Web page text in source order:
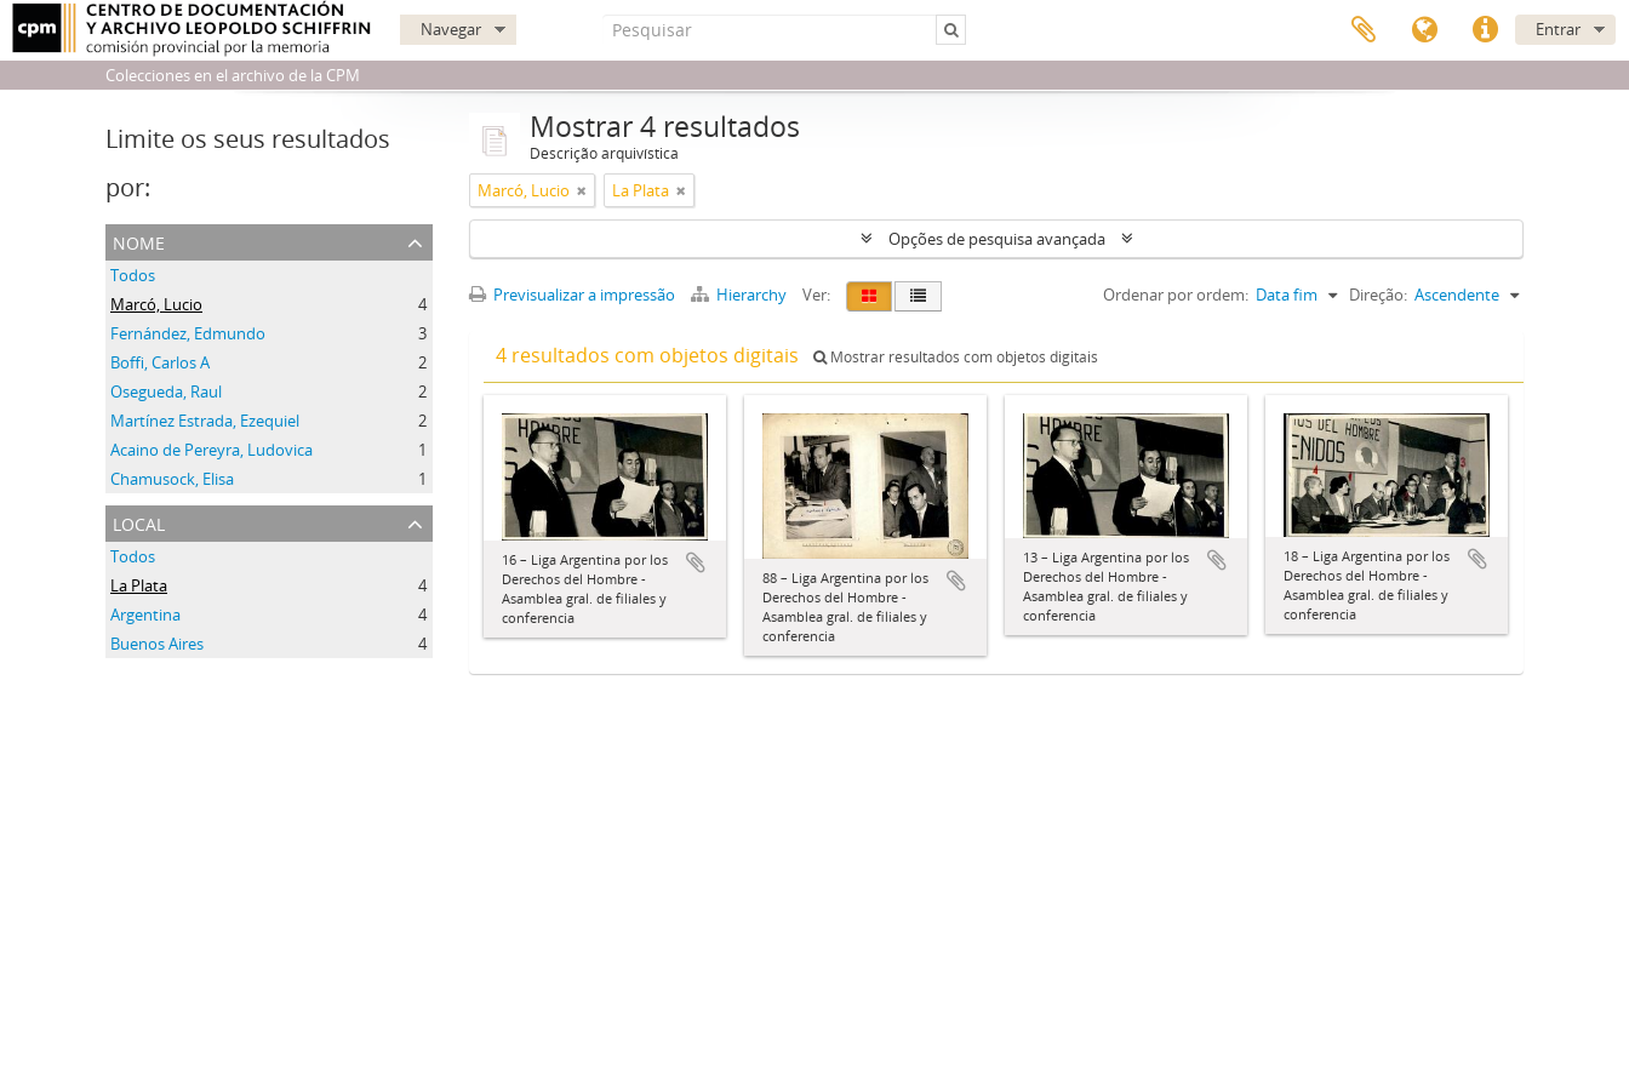
Entrar
Navegar
Colecciones en el archivo de la CPM
Limite os seus resultados
por:
nome
Todos
Marcó, Lucio
4
Fernández, Edmundo
3
Boffi, Carlos A
2
Osegueda, Raul
2
Martínez Estrada, Ezequiel
2
Acaino de Pereyra, Ludovica
1
Chamusock, Elisa
1
local
Todos
La Plata
4
Argentina
4
Buenos Aires
4
Mostrar 4 resultados
Descrição arquivística
Marcó, Lucio La Plata
Opções de pesquisa avançada
Previsualizar a impressão Hierarchy Ver: Ordenar por ordem: Data fim Direção: Ascendente
4 resultados com objetos digitais Mostrar resultados com objetos digitais
16 – Liga Argentina por los
Derechos del Hombre -
Asamblea gral. de filiales y
conferencia
88 – Liga Argentina por los
Derechos del Hombre -
Asamblea gral. de filiales y
conferencia
13 – Liga Argentina por los
Derechos del Hombre -
Asamblea gral. de filiales y
conferencia
18 – Liga Argentina por los
Derechos del Hombre -
Asamblea gral. de filiales y
conferencia